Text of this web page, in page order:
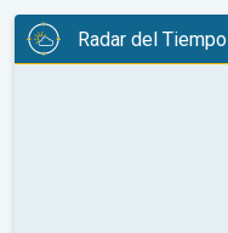
Radar del Tiempo